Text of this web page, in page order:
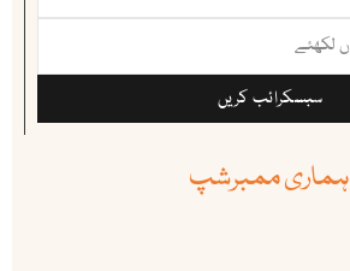
سبسکرائب کریں
ہماری ممبرشپ